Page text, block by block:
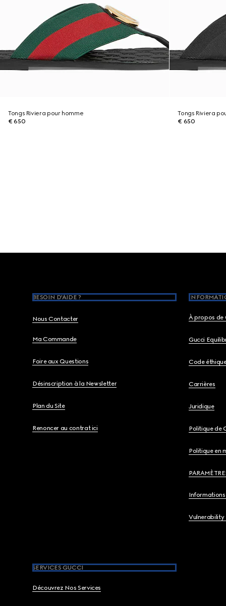
Tongs Riviera pour homme
€ 650
Tongs Riviera
€ 650
BESOIN D'AIDE ?
Nous Contacter
Ma Commande
Foire aux Questions
Désinscription à la Newsletter
Plan du Site
Renoncer au contrat ici
À propos de
Gucci
Code
Carrières
Juridique
Politique de
Politique en
Informations
Vulnerability
SERVICES GUCCI
Découvrez Nos Services